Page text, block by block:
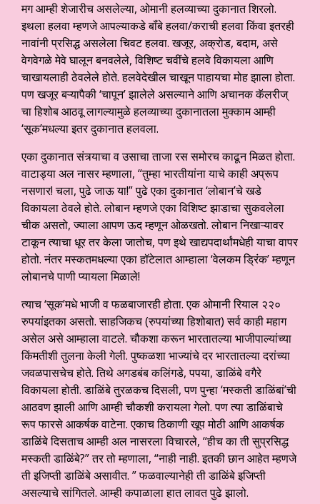
मग आम्ही शेजारीच असलेल्या, ओमानी हलव्याच्या दुकानात शिरलो.
इथला हलवा म्हणजे आपल्याकडे बॉंबे हलवा/कराची हलवा किंवा इतरही
नावांनी प्रसिद्ध असलेला चिवट हलवा. खजूर, अक्रोड, बदाम, असे
वेगवेगळे मेवे घालून बनवलेले, विशिष्ट चवींचे हलवे विकायला आणि
चाखायलाही ठेवलेले होते. हलवेदेखील चाखून पाहायचा मोह झाला होता.
पण खजूर बऱ्यापैकी ‘चापून’ झालेले असल्याने आणि अचानक कॅलरीज्
चा हिशोब आठवू लागल्यामुळे हलव्याच्या दुकानातला मुक्काम आम्ही
‘सूक’मधल्या इतर दुकानात हलवला.
एका दुकानात संत्र्याचा व उसाचा ताजा रस समोरच काढून मिळत होता.
वाटाड्या अल नासर म्हणाला, “तुम्हा भारतीयांना याचे काही अप्रूप
नसणार! चला, पुढे जाऊ या!” पुढे एका दुकानात ‘लोबान’चे खडे
विकायला ठेवले होते. लोबान म्हणजे एका विशिष्ट झाडाचा सुकवलेला
चीक असतो, ज्याला आपण ऊद म्हणून ओळखतो. लोबान निखाऱ्यावर
टाकून त्याचा धूर तर केला जातोच, पण इथे खाद्यपदार्थांमधेही याचा वापर
होतो. नंतर मस्कतमधल्या एका हॉटेलात आम्हाला ‘वेलकम ड्रिंक’ म्हणून
लोबानचे पाणी प्यायला मिळाले!
त्याच ‘सूक’मधे भाजी व फळबाजारही होता. एक ओमानी रियाल २२०
रुपयांइतका असतो. साहजिकच (रुपयांच्या हिशोबात) सर्व काही महाग
असेल असे आम्हाला वाटले. चौकशा करून भारतातल्या भाजीपाल्यांच्या
किंमतीशी तुलना केली गेली. पुष्कळशा भाज्यांचे दर भारतातल्या दरांच्या
जवळपासचेच होते. तिथे अगडबंब कलिंगडे, पपया, डाळिंबे वगैरे
विकायला होती. डाळिंबे तुरळकच दिसली, पण पुन्हा ‘मस्कती डाळिंबां’ची
आठवण झाली आणि आम्ही चौकशी करायला गेलो. पण त्या डाळिंबाचे
रूप फारसे आकर्षक वाटेना. एकाच ठिकाणी खूप मोठी आणि आकर्षक
डाळिंबे दिसताच आम्ही अल नासरला विचारले, “हीच का ती सुप्रसिद्ध
मस्कती डाळिंबे?” तर तो म्हणाला, “नाही नाही. इतकी छान आहेत म्हणजे
ती इजिप्ती डाळिंबे असावीत. ” फळवाल्यानेही ती डाळिंबे इजिप्ती
असल्याचे सांगितले. आम्ही कपाळाला हात लावत पुढे झालो.